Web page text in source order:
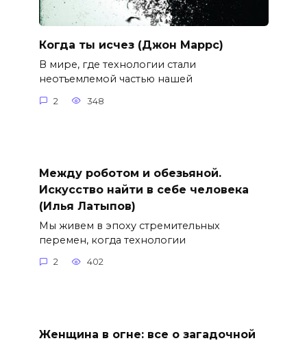
Когда ты исчез (Джон Маррс)
В мире, где технологии стали
неотъемлемой частью нашей
2 348
Между роботом и обезьяной.
Искусство найти в себе человека
(Илья Латыпов)
Мы живем в эпоху стремительных
перемен, когда технологии
2 402
Женщина в огне: все о загадочной